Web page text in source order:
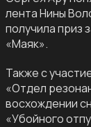
лента Нины
получила приз
«Маяк».
Также с
«Отдел
восхождении
«Убойного